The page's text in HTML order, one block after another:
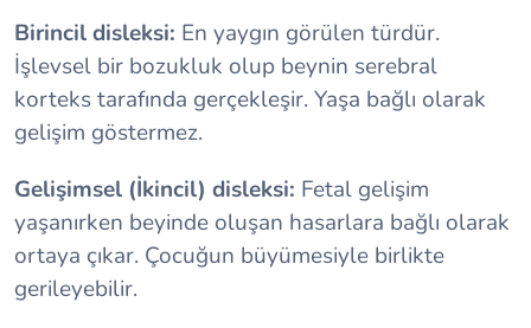
Birincil disleksi: En yaygın görülen türdür.
İşlevsel bir bozukluk olup beynin serebral
korteks tarafında gerçekleşir. Yaşa bağlı olarak
gelişim göstermez.
Gelişimsel (İkincil) disleksi: Fetal gelişim
yaşanırken beyinde oluşan hasarlara bağlı olarak
ortaya çıkar. Çocuğun büyümesiyle birlikte
gerileyebilir.